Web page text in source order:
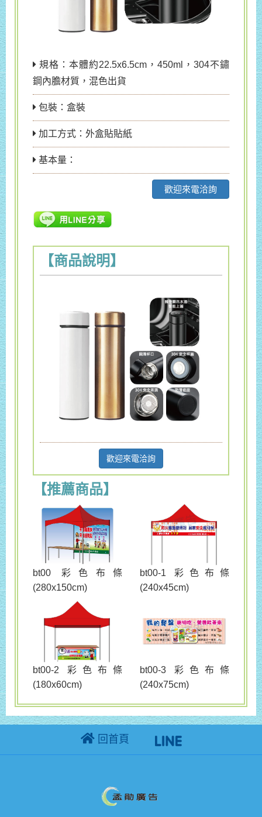
規格：本體約22.5x6.5cm，450ml，304不鏽
鋼內膽材質，混色出貨
包裝：盒裝
加工方式：外盒貼貼紙
基本量：
歡迎來電洽詢
【商品說明】
歡迎來電洽詢
【推薦商品】
bt00 彩色布條
(280x150cm)
bt00-1 彩色布條
(240x45cm)
bt00-2 彩色布條
(180x60cm)
bt00-3 彩色布條
(240x75cm)
回首頁